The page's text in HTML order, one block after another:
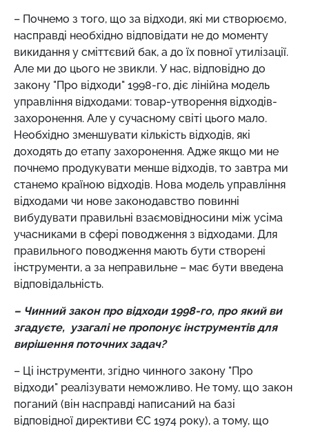
– Почнемо з того, що за відходи, які ми створюємо,
насправді необхідно відповідати не до моменту
викидання у сміттєвий бак, а до їх повної утилізації.
Але ми до цього не звикли. У нас, відповідно до
закону "Про відходи" 1998-го, діє лінійна модель
управління відходами: товар-утворення відходів-
захоронення. Але у сучасному світі цього мало.
Необхідно зменшувати кількість відходів, які
доходять до етапу захоронення. Адже якщо ми не
почнемо продукувати менше відходів, то завтра ми
станемо країною відходів. Нова модель управління
відходами чи нове законодавство повинні
вибудувати правильні взаємовідносини між усіма
учасниками в сфері поводження з відходами. Для
правильного поводження мають бути створені
інструменти, а за неправильне – має бути введена
відповідальність.
– Чинний закон про відходи 1998-го, про який ви
згадуєте, узагалі не пропонує інструментів для
вирішення поточних задач?
– Ці інструменти, згідно чинного закону "Про
відходи" реалізувати неможливо. Не тому, що закон
поганий (він насправді написаний на базі
відповідної директиви ЄС 1974 року), а тому, що